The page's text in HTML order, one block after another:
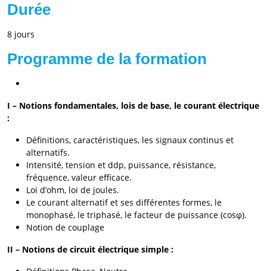
Durée
8 jours
Programme de la formation
I – Notions fondamentales, lois de base, le courant électrique
:
Définitions, caractéristiques, les signaux continus et
alternatifs.
Intensité, tension et ddp, puissance, résistance,
fréquence, valeur efficace.
Loi d’ohm, loi de joules.
Le courant alternatif et ses différentes formes, le
monophasé, le triphasé, le facteur de puissance (cosφ).
Notion de couplage
II – Notions de circuit électrique simple :